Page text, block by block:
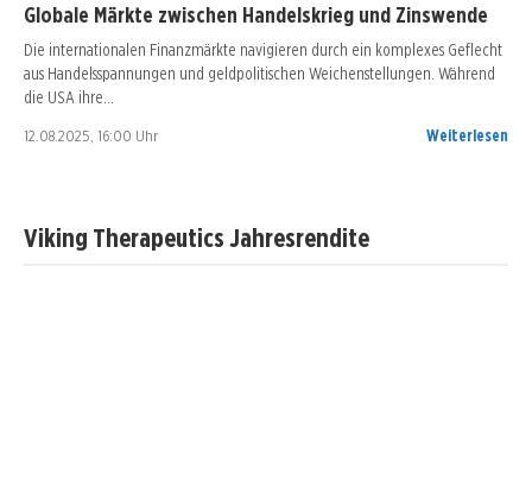
Globale Märkte zwischen Handelskrieg und Zinswende
Die internationalen Finanzmärkte navigieren durch ein komplexes Geflecht
aus Handelsspannungen und geldpolitischen Weichenstellungen. Während
die USA ihre…
12.08.2025, 16:00 Uhr Weiterlesen
Viking Therapeutics Jahresrendite